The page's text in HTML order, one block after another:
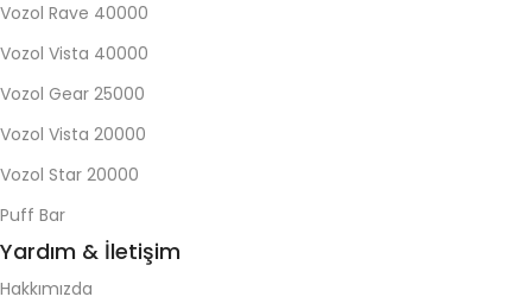
Vozol Rave 40000
Vozol Vista 40000
Vozol Gear 25000
Vozol Vista 20000
Vozol Star 20000
Puff Bar
Yardım & İletişim
Hakkımızda